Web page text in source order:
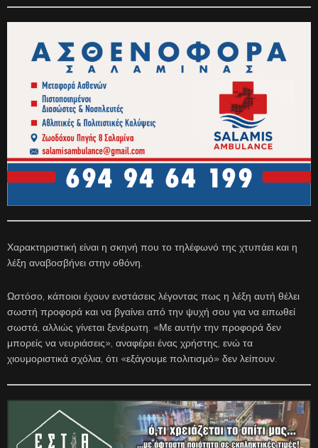
Χαρακτηριστική είναι η σκηνή που το τηλέφωνό της χτυπάει και η
λέξη αναβοσβήνει στην οθόνη.
Ωστόσο, κάποιοι έχουν ενστάσεις λέγοντας πως η λέξη αυτή θέλει
σωστή προφορά και να βγαίνει από την ψυχή σου για να ειπωθεί
σωστά, αλλιώς γίνεται ξενέρωτη. «Με αυτήν την προφορά δεν
μπορείς να νευριάσεις», αναφέρει ένας χρήστης, ενώ τα
χιουμοριστικά σχόλια, ότι «εξάγουμε πολιτισμό» δεν λείπουν.